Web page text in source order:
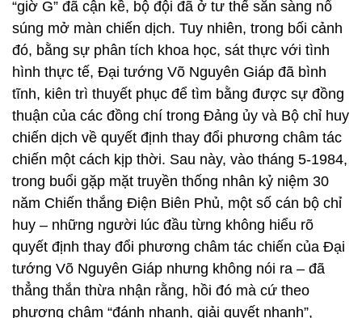
“giờ G” đã cận kề, bộ đội đã ở tư thế sẵn sàng nổ
súng mở màn chiến dịch. Tuy nhiên, trong bối cảnh
đó, bằng sự phân tích khoa học, sát thực với tình
hình thực tế, Đại tướng Võ Nguyên Giáp đã bình
tĩnh, kiên trì thuyết phục để tìm bằng được sự đồng
thuận của các đồng chí trong Đảng ủy và Bộ chỉ huy
chiến dịch về quyết định thay đổi phương châm tác
chiến một cách kịp thời. Sau này, vào tháng 5-1984,
trong buổi gặp mặt truyền thống nhân kỷ niệm 30
năm Chiến thắng Điện Biên Phủ, một số cán bộ chỉ
huy – những người lúc đầu từng không hiểu rõ
quyết định thay đổi phương châm tác chiến của Đại
tướng Võ Nguyên Giáp nhưng không nói ra – đã
thẳng thắn thừa nhận rằng, hồi đó mà cứ theo
phương châm “đánh nhanh, giải quyết nhanh”,